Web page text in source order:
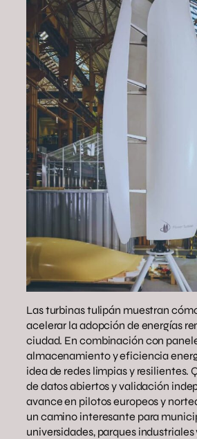
Las turbinas tulipán muestran
acelerar la adopción de energías
ciudad. En combinación con
almacenamiento y eficiencia
idea de redes limpias y resilientes.
de datos abiertos y validación
avance en pilotos europeos y
un camino interesante para
universidades, parques